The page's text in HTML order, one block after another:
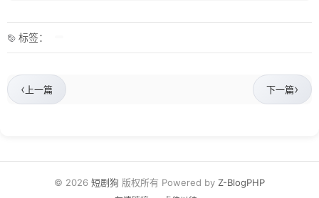
标签：
‹ 上一篇 下一篇›
© 2026 短剧狗 版权所有 Powered by Z-BlogPHP